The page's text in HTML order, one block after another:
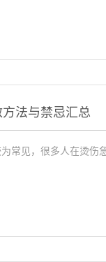
法与禁忌汇总
常见，很多人在烫